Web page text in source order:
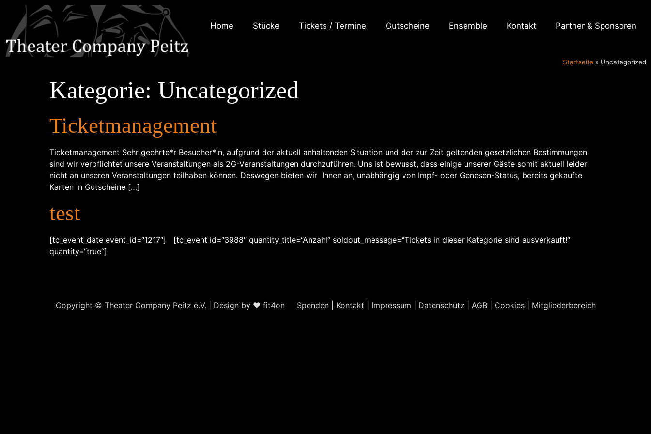
Home Stücke Tickets / Termine Gutscheine Ensemble Kontakt Partner & Sponsoren
Startseite » Uncategorized
Kategorie: Uncategorized
Ticketmanagement
Ticketmanagement Sehr geehrte*r Besucher*in, aufgrund der aktuell anhaltenden Situation und der zur Zeit geltenden gesetzlichen Bestimmungen
sind wir verpflichtet unsere Veranstaltungen als 2G-Veranstaltungen durchzuführen. Uns ist bewusst, dass einige unserer Gäste somit aktuell leider
nicht an unseren Veranstaltungen teilhaben können. Deswegen bieten wir Ihnen an, unabhängig von Impf- oder Genesen-Status, bereits gekaufte
Karten in Gutscheine […]
test
[tc_event_date event_id=“1217″] [tc_event id=“3988″ quantity_title=“Anzahl“ soldout_message=“Tickets in dieser Kategorie sind ausverkauft!“
quantity=“true“]
Copyright © Theater Company Peitz e.V. | Design by ❤ fit4on Spenden| Kontakt Impressum Datenschutz AGB| Cookies| Mitgliederbereich